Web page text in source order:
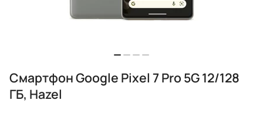
Смартфон Google Pixel 7 Pro 5G 12/128
ГБ, Hazel